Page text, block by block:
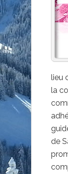
lieu
la
de